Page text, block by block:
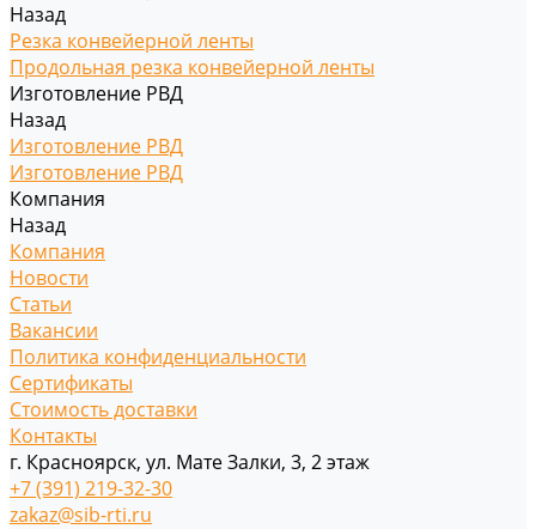
Назад
Резка конвейерной ленты
Продольная резка конвейерной ленты
Изготовление РВД
Назад
Изготовление РВД
Изготовление РВД
Компания
Назад
Компания
Новости
Статьи
Вакансии
Политика конфиденциальности
Сертификаты
Стоимость доставки
Контакты
г. Красноярск, ул. Мате Залки, 3, 2 этаж
+7 (391) 219-32-30
zakaz@sib-rti.ru